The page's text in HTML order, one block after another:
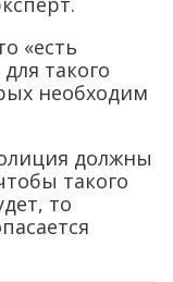
«есть
такого
необходим
должны
такого
то